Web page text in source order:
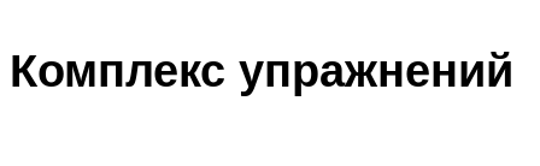
Комплекс упражнений